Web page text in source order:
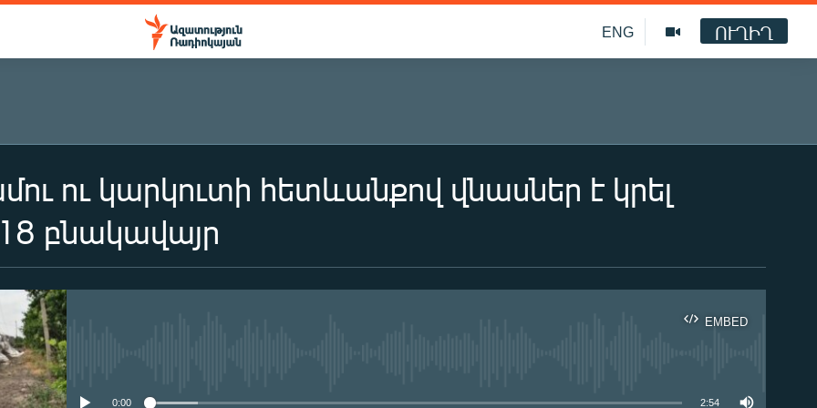
ENG ՈՒՂԻՂ
ու կարկուտի հետևանքով վնասներ է կրել
բնակավայր
EMBED
0:00 2:54